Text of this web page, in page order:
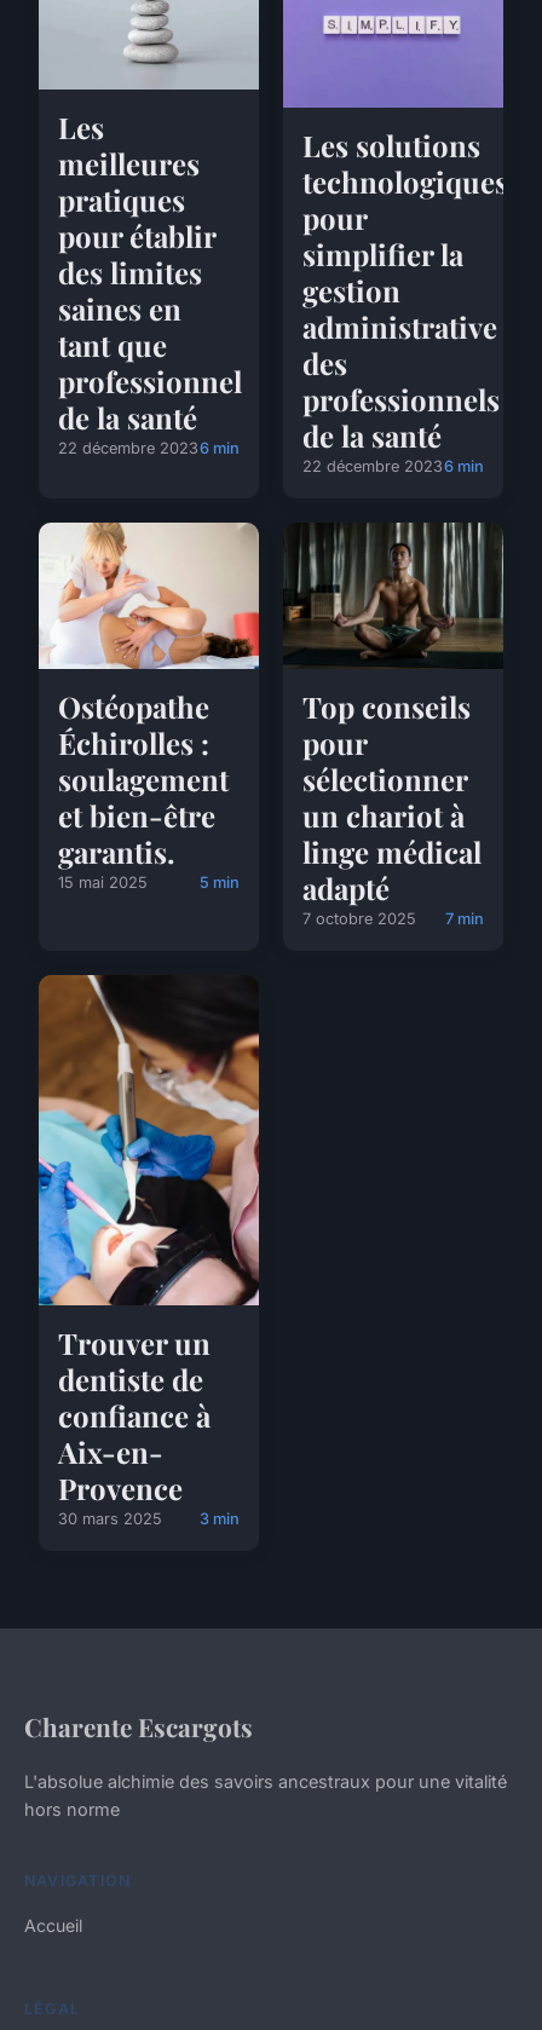
Les
meilleures
pratiques
pour établir
des limites
saines en
tant que
professionnel
de la santé
22 décembre 20236 min
Les solutions
technologiques
pour
simplifier la
gestion
administrative
des
professionnels
de la santé
22 décembre 20236 min
Ostéopathe
Échirolles :
soulagement
et bien-être
garantis.
15 mai 2025 5 min
Top conseils
pour
sélectionner
un chariot à
linge médical
adapté
7 octobre 2025 7 min
Trouver un
dentiste de
confiance à
Aix-en-
Provence
30 mars 2025 3 min
Charente Escargots
L'absolue alchimie des savoirs ancestraux pour une vitalité
hors norme
NAVIGATION
Accueil
LÉGAL